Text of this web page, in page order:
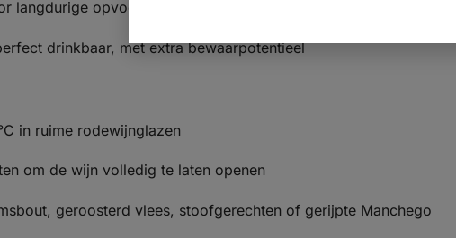
langdurige opvoeding
drinkbaar, met extra bewaarpotentieel
in ruime rodewijnglazen
om de wijn volledig te laten openen
geroosterd vlees, stoofgerechten of gerijpte Manchego